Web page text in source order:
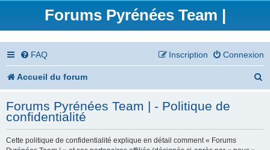
Forums Pyrénées Team |
FAQ Connexion
Inscription
Accueil du forum
h
Forums Pyrénées Team | - Politique de
confidentialité
Cette politique de confidentialité explique en détail comment « Forums